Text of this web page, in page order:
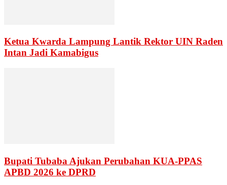
Ketua Kwarda Lampung Lantik Rektor UIN Raden
Intan Jadi Kamabigus
Bupati Tubaba Ajukan Perubahan KUA-PPAS
APBD 2026 ke DPRD